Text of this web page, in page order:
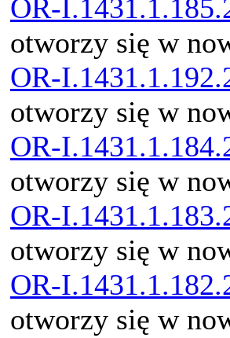
OR-
otworzy się w
OR-
otworzy się w
OR-
otworzy się w
OR-
otworzy się w
OR-
otworzy się w